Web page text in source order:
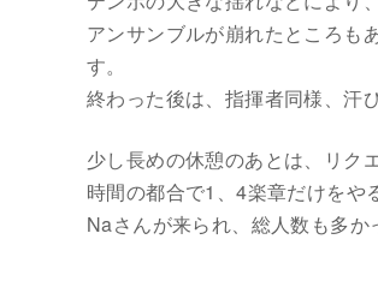
アンサンブルが崩れたところも
す。
終わった後は、指揮者同様、汗
少し長めの休憩のあとは、リク
時間の都合で1、4楽章だけをや
Naさんが来られ、総人数も多か